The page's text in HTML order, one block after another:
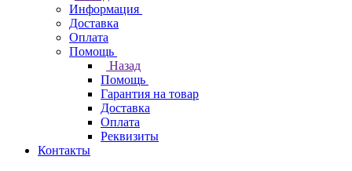
Информация
Доставка
Оплата
Помощь
Назад
Помощь
Гарантия на товар
Доставка
Оплата
Реквизиты
Контакты